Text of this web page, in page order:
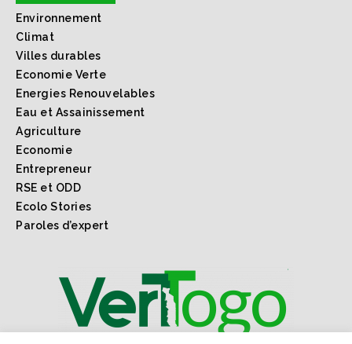
Environnement
Climat
Villes durables
Economie Verte
Energies Renouvelables
Eau et Assainissement
Agriculture
Economie
Entrepreneur
RSE et ODD
Ecolo Stories
Paroles d’expert